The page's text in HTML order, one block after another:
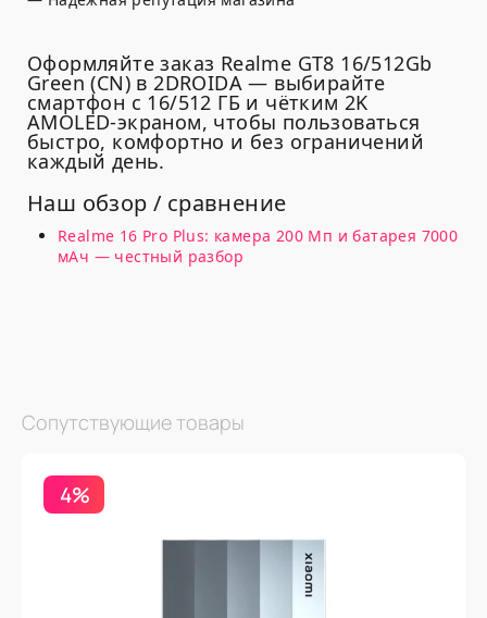
Оформляйте заказ Realme GT8 16/512Gb
Green (CN) в 2DROIDA — выбирайте
смартфон с 16/512 ГБ и чётким 2K
AMOLED-экраном, чтобы пользоваться
быстро, комфортно и без ограничений
каждый день.
Наш обзор / сравнение
Realme 16 Pro Plus: камера 200 Мп и батарея 7000
мАч — честный разбор
Сопутствующие товары
4%